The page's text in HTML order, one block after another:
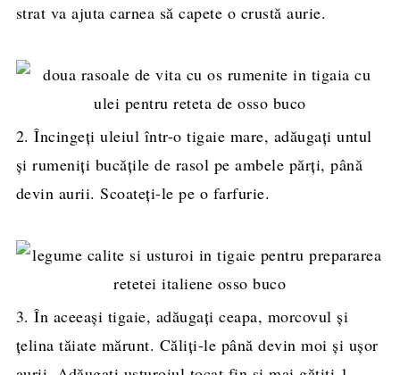
strat va ajuta carnea să capete o crustă aurie.
2. Încingeți uleiul într-o tigaie mare, adăugați untul
și rumeniți bucățile de rasol pe ambele părți, până
devin aurii. Scoateți-le pe o farfurie.
3. În aceeași tigaie, adăugați ceapa, morcovul și
țelina tăiate mărunt. Căliți-le până devin moi și ușor